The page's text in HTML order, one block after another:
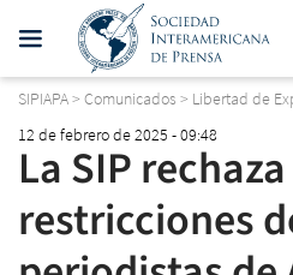
SIPIAPA> Comunicados > Libertad de
12 de febrero de 2025 - 09:48
La SIP rechaza
restricciones